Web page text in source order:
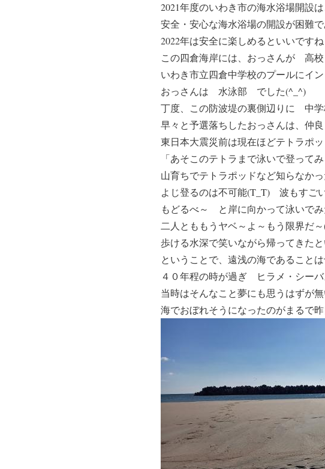
2021年度のいわき市の海水浴場開設
安全・安心な海水浴場の開設が困難
2022年は安全に楽しめるといいですね
この四倉海岸には、おっさんが 高
いわき市立四倉中学校のプールにイ
おっさんは 水泳部 でした(^_^)
丁度、この防波堤の裏側辺りに 中学
早々と予選落ちしたおっさんは、仲
東日本大震災前は現在ほどテトラポ
「あそこのテトラまで泳いで登ってみ
山育ちでテトラポッドなど知らなか
よじ登るのは不可能(T_T) 波もすご
もどるべ～
と岸に向かって泳いで
二人とももうヤベ～よ～もう 限界だ
歩ける水深で笑いながら帰ってきた
ということで、遠浅の海であること
４０年程の時が過ぎ ヒラメ・シー
当時はそんなこと夢にも思うはずが
海でおぼれそうになったのがまるで昨